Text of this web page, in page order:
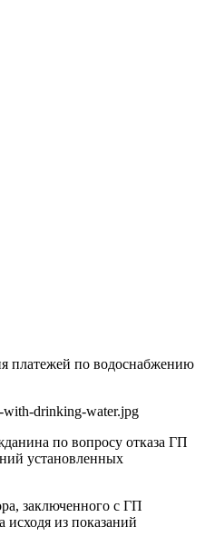
платежей по водоснабжению
with-drinking-water.jpg
по вопросу отказа ГП
установленных
заключенного с ГП
исходя из показаний